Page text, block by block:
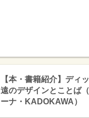
【本・書籍紹介】ディ
遠のデザインとことば
ーナ・KADOKAWA）